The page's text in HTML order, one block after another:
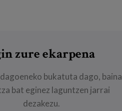
zure ekarpena
bukatuta dago, baina
bat eginez laguntzen jarrai
dezakezu.